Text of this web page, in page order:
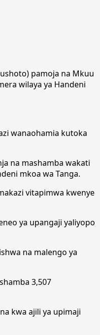
pamoja na Mkuu
wilaya ya Handeni
wanaohamia kutoka
na mashamba wakati
mkoa wa Tanga.
vitapimwa kwenye
ya upangaji yaliyopo
na malengo ya
3,507
kwa ajili ya upimaji